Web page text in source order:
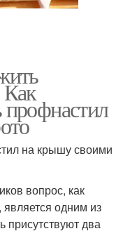
на крышу своими
вопрос, как
одним из
присутствуют два